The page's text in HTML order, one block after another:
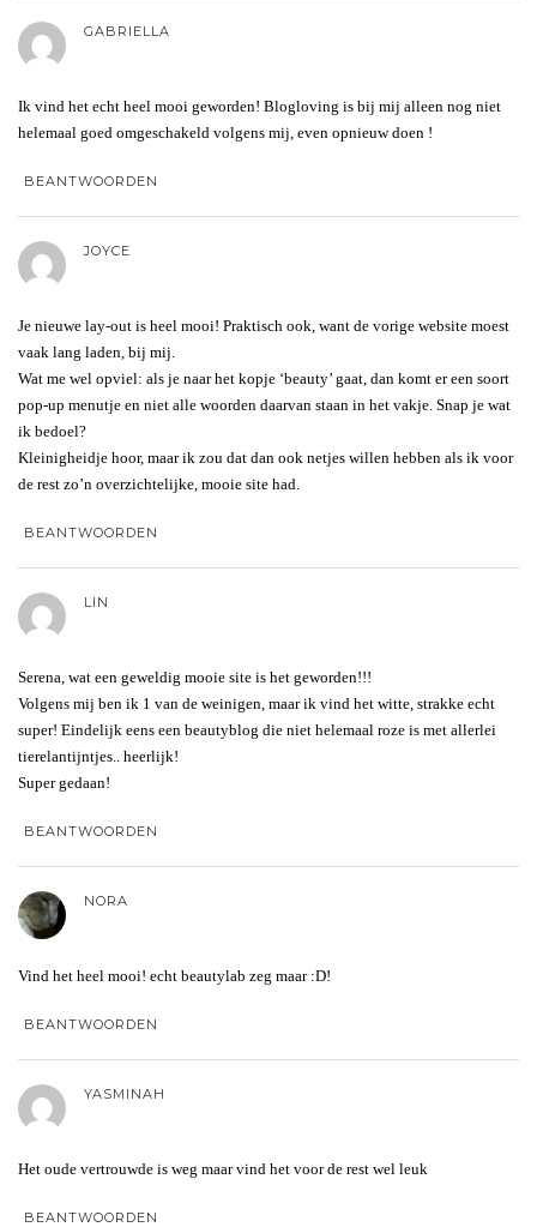
GABRIELLA
Ik vind het echt heel mooi geworden! Blogloving is bij mij alleen nog niet
helemaal goed omgeschakeld volgens mij, even opnieuw doen !
BEANTWOORDEN
JOYCE
Je nieuwe lay-out is heel mooi! Praktisch ook, want de vorige website moest
vaak lang laden, bij mij.
Wat me wel opviel: als je naar het kopje ‘beauty’ gaat, dan komt er een soort
pop-up menutje en niet alle woorden daarvan staan in het vakje. Snap je wat
ik bedoel?
Kleinigheidje hoor, maar ik zou dat dan ook netjes willen hebben als ik voor
de rest zo’n overzichtelijke, mooie site had.
BEANTWOORDEN
LIN
Serena, wat een geweldig mooie site is het geworden!!!
Volgens mij ben ik 1 van de weinigen, maar ik vind het witte, strakke echt
super! Eindelijk eens een beautyblog die niet helemaal roze is met allerlei
tierelantijntjes.. heerlijk!
Super gedaan!
BEANTWOORDEN
NORA
Vind het heel mooi! echt beautylab zeg maar :D!
BEANTWOORDEN
YASMINAH
Het oude vertrouwde is weg maar vind het voor de rest wel leuk
BEANTWOORDEN